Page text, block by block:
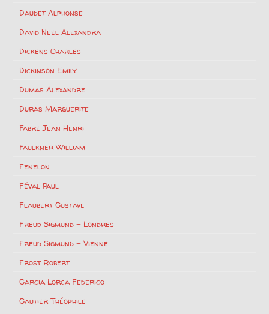
Daudet Alphonse
David Neel Alexandra
Dickens Charles
Dickinson Emily
Dumas Alexandre
Duras Marguerite
Fabre Jean Henri
Faulkner William
Fenelon
Féval Paul
Flaubert Gustave
Freud Sigmund – Londres
Freud Sigmund – Vienne
Frost Robert
Garcia Lorca Federico
Gautier Théophile